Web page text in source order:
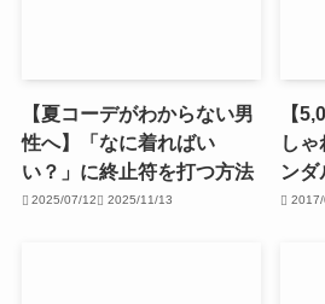
【夏コーデがわからない男
性へ】「なに着ればい
い？」に終止符を打つ方法
2025/07/12 2025/11/13
【
し
ンダ